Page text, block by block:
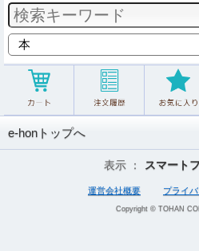
e-honトップへ
表示 ： スマート
運営会社概要 プライ
Copyright © TOHAN